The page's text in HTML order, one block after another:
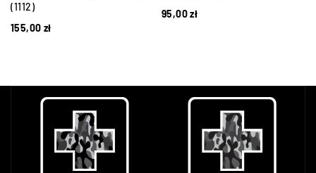
(1112)
155,00 zł
95,00zł